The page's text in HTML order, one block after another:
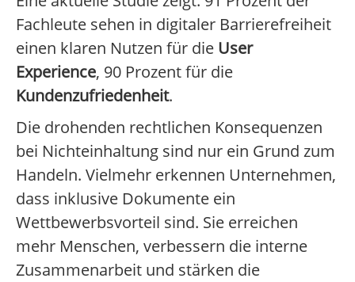
Fachleute sehen in digitaler Barrierefreiheit
einen klaren Nutzen für die User
Experience, 90 Prozent für die
Kundenzufriedenheit.
Die drohenden rechtlichen Konsequenzen
bei Nichteinhaltung sind nur ein Grund zum
Handeln. Vielmehr erkennen Unternehmen,
dass inklusive Dokumente ein
Wettbewerbsvorteil sind. Sie erreichen
mehr Menschen, verbessern die interne
Zusammenarbeit und stärken die